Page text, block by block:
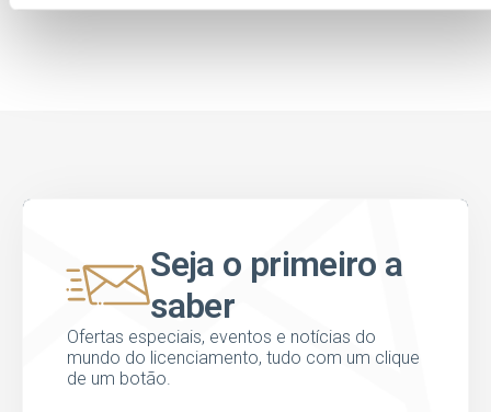
Seja o primeiro a
saber
Ofertas especiais, eventos e notícias do
mundo do licenciamento, tudo com um clique
de um botão.